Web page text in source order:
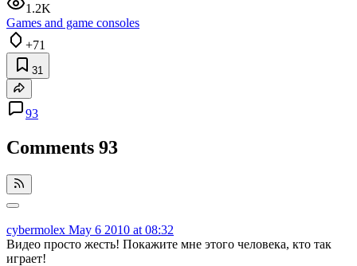
1.2K
Games and game consoles
+71
31
93
Comments 93
cybermolex May 6 2010 at 08:32
Видео просто жесть! Покажите мне этого человека, кто так
играет!